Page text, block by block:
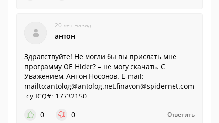
20 лет назад
антон
Здравствуйте! Не могли бы вы прислать мне
программу OE Hider? – не могу скачать. C
Уважением, Антон Носонов. E-mail:
mailto:antolog@antolog.net,finavon@spidernet.com
.cy ICQ#: 17732150
0
0 Ответить